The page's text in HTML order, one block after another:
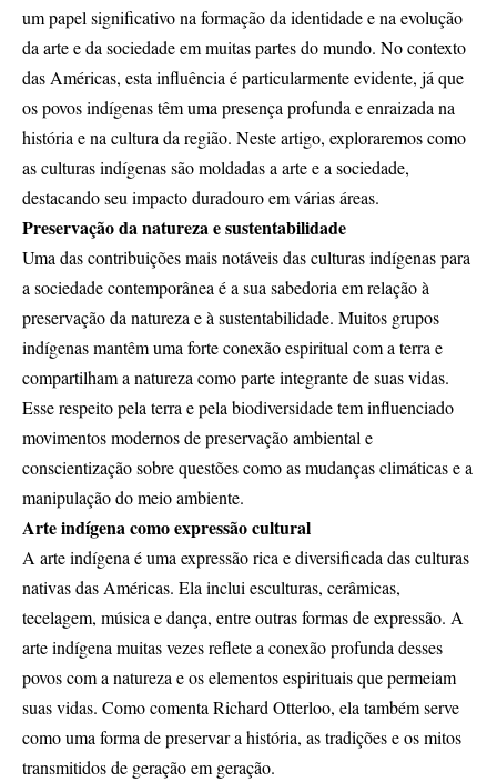
um papel significativo na formação da identidade e na evolução
da arte e da sociedade em muitas partes do mundo. No contexto
das Américas, esta influência é particularmente evidente, já que
os povos indígenas têm uma presença profunda e enraizada na
história e na cultura da região. Neste artigo, exploraremos como
as culturas indígenas são moldadas a arte e a sociedade,
destacando seu impacto duradouro em várias áreas.
Preservação da natureza e sustentabilidade
Uma das contribuições mais notáveis ​​das culturas indígenas para
a sociedade contemporânea é a sua sabedoria em relação à
preservação da natureza e à sustentabilidade. Muitos grupos
indígenas mantêm uma forte conexão espiritual com a terra e
compartilham a natureza como parte integrante de suas vidas.
Esse respeito pela terra e pela biodiversidade tem influenciado
movimentos modernos de preservação ambiental e
conscientização sobre questões como as mudanças climáticas e a
manipulação do meio ambiente.
Arte indígena como expressão cultural
A arte indígena é uma expressão rica e diversificada das culturas
nativas das Américas. Ela inclui esculturas, cerâmicas,
tecelagem, música e dança, entre outras formas de expressão. A
arte indígena muitas vezes reflete a conexão profunda desses
povos com a natureza e os elementos espirituais que permeiam
suas vidas. Como comenta Richard Otterloo, ela também serve
como uma forma de preservar a história, as tradições e os mitos
transmitidos de geração em geração.